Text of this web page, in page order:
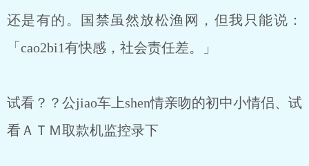
还是有的。国禁虽然放松渔网，但我只能说：
「cao2bi1有快感，社会责任差。」
试看？？公jiao车上shen情亲吻的初中小情侣、试
看ＡＴＭ取款机监控录下